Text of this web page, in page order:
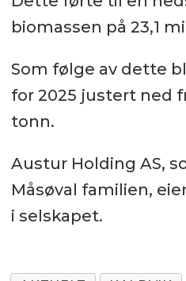
biomassen på 23,1
Som følge av dette
for 2025 justert ned
tonn.
Austur Holding AS,
Måsøval familien,
i selskapet.